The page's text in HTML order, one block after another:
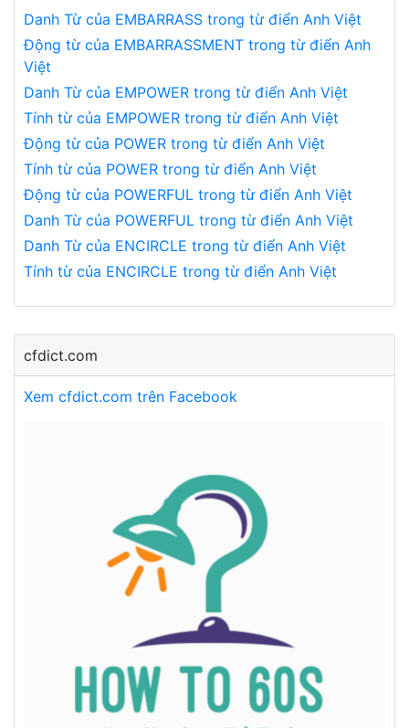
Danh Từ của EMBARRASS trong từ điển Anh Việt
Động từ của EMBARRASSMENT trong từ điển Anh
Việt
Danh Từ của EMPOWER trong từ điển Anh Việt
Tính từ của EMPOWER trong từ điển Anh Việt
Động từ của POWER trong từ điển Anh Việt
Tính từ của POWER trong từ điển Anh Việt
Động từ của POWERFUL trong từ điển Anh Việt
Danh Từ của POWERFUL trong từ điển Anh Việt
Danh Từ của ENCIRCLE trong từ điển Anh Việt
Tính từ của ENCIRCLE trong từ điển Anh Việt
cfdict.com
Xem cfdict.com trên Facebook